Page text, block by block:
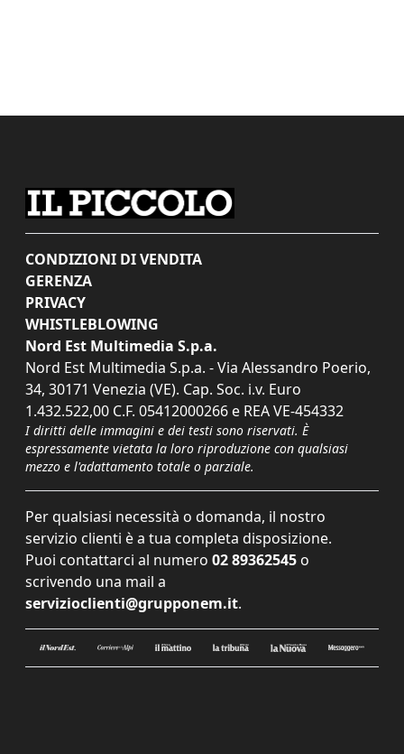
CONDIZIONI DI VENDITA
GERENZA
PRIVACY
WHISTLEBLOWING
Nord Est Multimedia S.p.a.
Nord Est Multimedia S.p.a. - Via Alessandro Poerio,
34, 30171 Venezia (VE). Cap. Soc. i.v. Euro
1.432.522,00 C.F. 05412000266 e REA VE-454332
I diritti delle immagini e dei testi sono riservati. È
espressamente vietata la loro riproduzione con qualsiasi
mezzo e l'adattamento totale o parziale.
Per qualsiasi necessità o domanda, il nostro
servizio clienti è a tua completa disposizione.
Puoi contattarci al numero 02 89362545 o
scrivendo una mail a
servizioclienti@grupponem.it.